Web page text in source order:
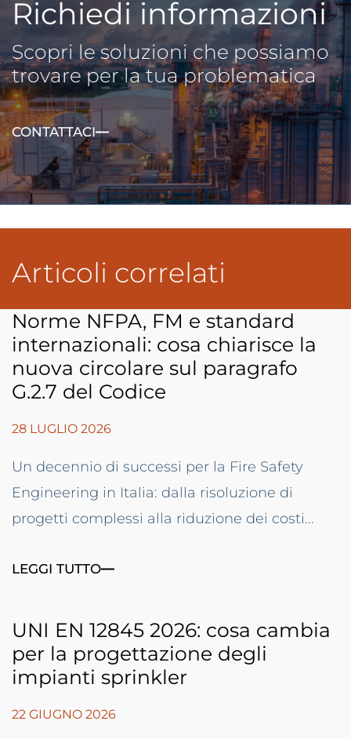
Richiedi informazioni
Scopri le soluzioni che possiamo
trovare per la tua problematica
CONTATTACI
Articoli correlati
Norme NFPA, FM e standard
internazionali: cosa chiarisce la
nuova circolare sul paragrafo
G.2.7 del Codice
28 LUGLIO 2026
Un decennio di successi per la Fire Safety
Engineering in Italia: dalla risoluzione di
progetti complessi alla riduzione dei costi...
LEGGI TUTTO
UNI EN 12845 2026: cosa cambia
per la progettazione degli
impianti sprinkler
22 GIUGNO 2026